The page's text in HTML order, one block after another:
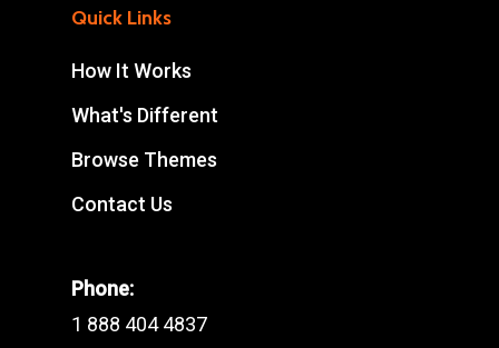
Quick Links
How It Works
What's Different
Browse Themes
Contact Us
Phone:
1 888 404 4837